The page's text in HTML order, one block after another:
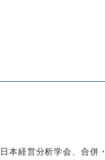
本経営分析学会、合併